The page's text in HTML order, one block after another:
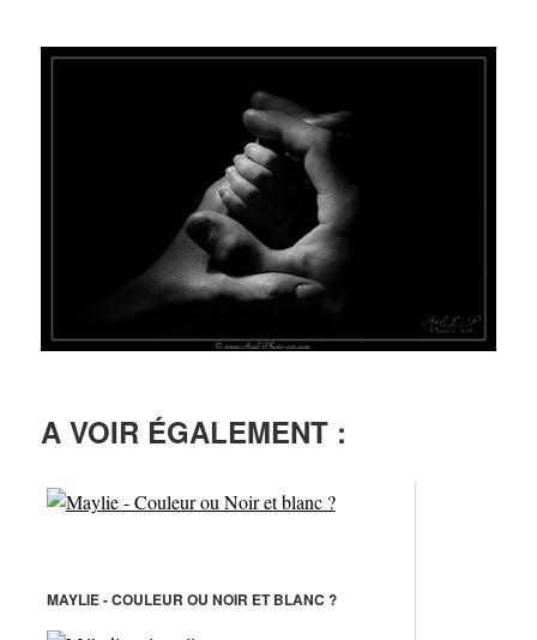
A VOIR ÉGALEMENT :
MAYLIE - COULEUR OU NOIR ET BLANC ?